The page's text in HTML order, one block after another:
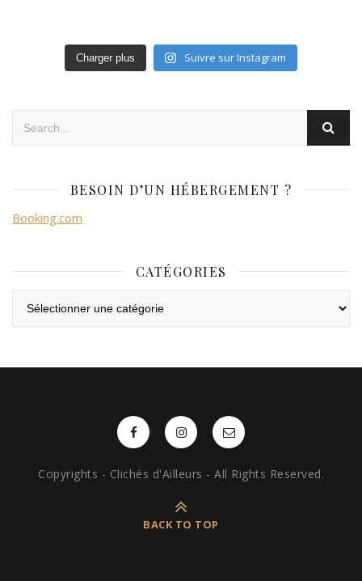
Charger plus Suivre sur Instagram
BESOIN D’UN HÉBERGEMENT ?
Booking.com
CATÉGORIES
Copyrights - Clichés d'Ailleurs - All Rights Reserved.
BACK TO TOP